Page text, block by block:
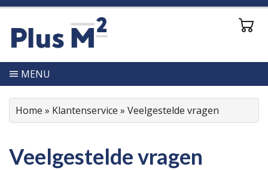
MENU
Home » Klantenservice » Veelgestelde vragen
Veelgestelde vragen